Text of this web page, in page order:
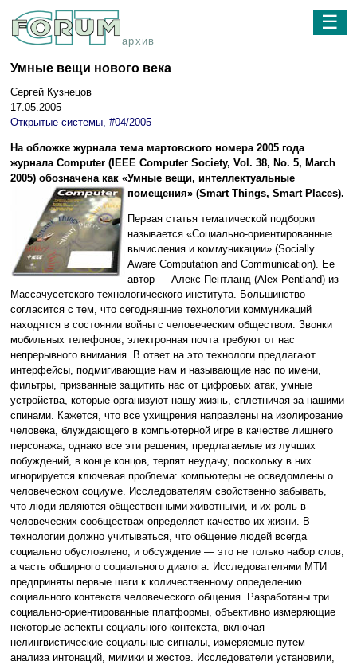
архив
☰
Умные вещи нового века
Сергей Кузнецов
17.05.2005
Открытые системы, #04/2005
На обложке журнала тема мартовского номера 2005 года
журнала Computer (IEEE Computer Society, Vol. 38, No. 5, March
2005) обозначена как «Умные вещи, интеллектуальные
помещения» (Smart Things, Smart Places).
Первая статья тематической подборки
называется «Социально-ориентированные
вычисления и коммуникации» (Socially
Aware Computation and Communication). Ее
автор — Алекс Пентланд (Alex Pentland) из
Массачусетского технологического института. Большинство
согласится с тем, что сегодняшние технологии коммуникаций
находятся в состоянии войны с человеческим обществом. Звонки
мобильных телефонов, электронная почта требуют от нас
непрерывного внимания. В ответ на это технологи предлагают
интерфейсы, подмигивающие нам и называющие нас по имени,
фильтры, призванные защитить нас от цифровых атак, умные
устройства, которые организуют нашу жизнь, сплетничая за нашими
спинами. Кажется, что все ухищрения направлены на изолирование
человека, блуждающего в компьютерной игре в качестве лишнего
персонажа, однако все эти решения, предлагаемые из лучших
побуждений, в конце концов, терпят неудачу, поскольку в них
игнорируется ключевая проблема: компьютеры не осведомлены о
человеческом социуме. Исследователям свойственно забывать,
что люди являются общественными животными, и их роль в
человеческих сообществах определяет качество их жизни. В
технологии должно учитываться, что общение людей всегда
социально обусловлено, и обсуждение — это не только набор слов,
а часть обширного социального диалога. Исследователями МТИ
предприняты первые шаги к количественному определению
социального контекста человеческого общения. Разработаны три
социально-ориентированные платформы, объективно измеряющие
некоторые аспекты социального контекста, включая
нелингвистические социальные сигналы, измеряемые путем
анализа интонаций, мимики и жестов. Исследователи установили,